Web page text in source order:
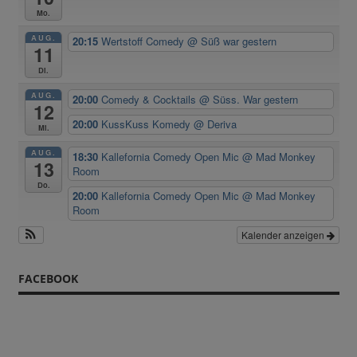
Mo.
AUG.
11
Di.
20:15Wertstoff Comedy@ Süß war gestern
AUG.
12
Mi.
20:00Comedy & Cocktails@ Süss. War gestern
20:00 KussKuss Komedy@ Deriva
AUG.
13
Do.
18:30 Kallefornia Comedy Open Mic@ Mad Monkey
Room
20:00 Kallefornia Comedy Open Mic@ Mad Monkey
Room
Kalender anzeigen
FACEBOOK